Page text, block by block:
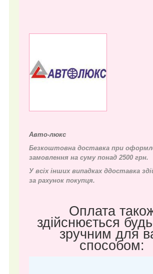
Авто-люкс
Безкоштовна доставка при
замовлення на суму понад 2500 грн.
У всіх інших випадках ддоставка
за рахунок покупця.
Оплата
здійснюється
зручним для
способом: